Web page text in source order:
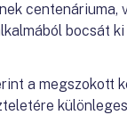
centenáriuma,
bocsát
a megszokott